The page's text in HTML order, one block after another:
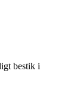
bestik i